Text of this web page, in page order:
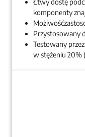
Łtwy dostę
komponenty
Przystosowany
Testowany
w stężeniu 20%